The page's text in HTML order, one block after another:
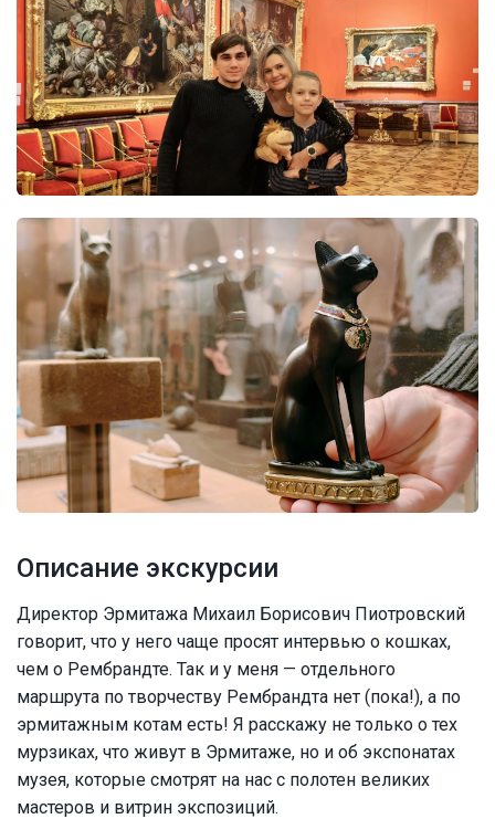
Описание экскурсии
Директор Эрмитажа Михаил Борисович Пиотровский
говорит, что у него чаще просят интервью о кошках,
чем о Рембрандте. Так и у меня — отдельного
маршрута по творчеству Рембрандта нет (пока!), а по
эрмитажным котам есть! Я расскажу не только о тех
мурзиках, что живут в Эрмитаже, но и об экспонатах
музея, которые смотрят на нас с полотен великих
мастеров и витрин экспозиций.